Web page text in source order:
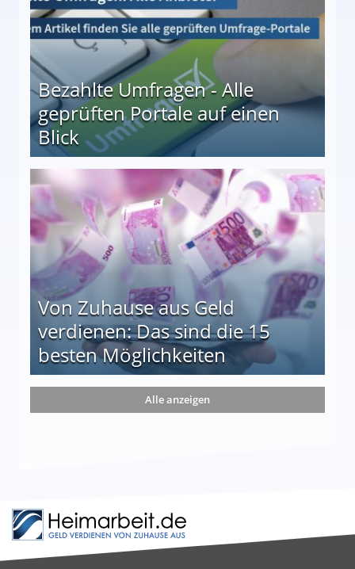
Bezahlte Umfragen - Alle
geprüften Portale auf einen
Blick
auf einen Blick
Von Zuhause aus Geld
verdienen: Das sind die 15
besten Möglichkeiten
die 15 besten Möglichkeiten
Alle anzeigen